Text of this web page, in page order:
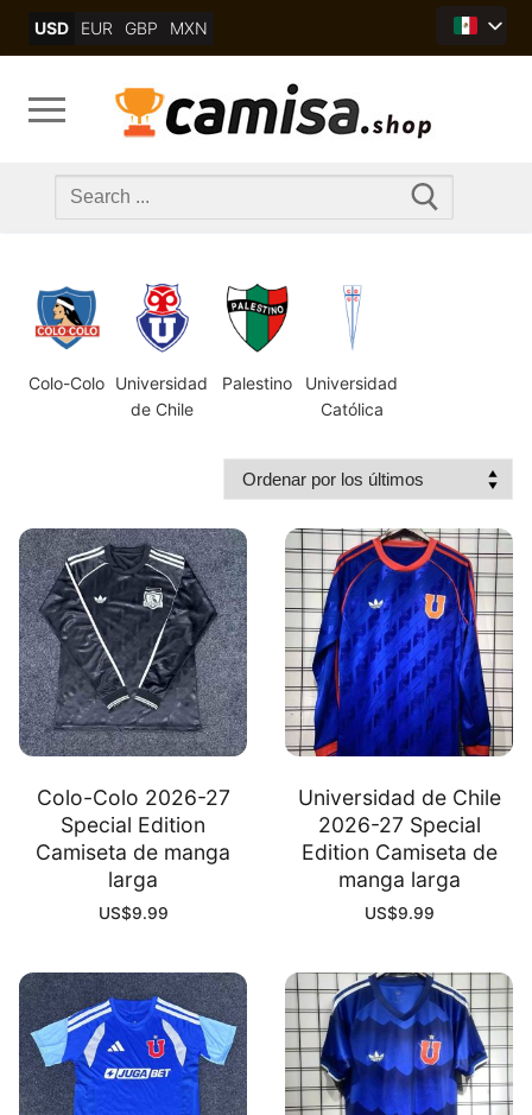
USD EUR GBP MXN
Search
Colo-Colo Universidad
de Chile
Palestino
Universidad
Católica
Colo-Colo 2026-27
Special Edition
Camiseta de manga
larga
US$9.99
Universidad de Chile
2026-27 Special
Edition Camiseta de
manga larga
US$9.99